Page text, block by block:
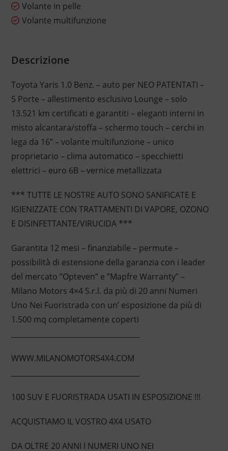
Volante in pelle
Volante multifunzione
Descrizione
Toyota Yaris 1.0 Benz. – auto per NEO PATENTATI –
5 Porte – allestimento esclusivo Lounge – solo
13.521 km certificati e garantiti – eleganti interni in
misto alcantara/stoffa – schermo touch – cerchi in
lega da 16” – volante multifunzione – unico
proprietario – clima automatico – specchietti
elettrici – euro 6B – vernice metallizzata
*** TUTTE LE NOSTRE AUTO SONO SANIFICATE E
IGIENIZZATE CON TRATTAMENTI DI VAPORE, OZONO
E DISINFETTANTE/VIRUCIDA ***
Garantita 12 mesi – finanziabile – permute –
possibilità di estensione della garanzia con i leader
del mercato ”Opteven” e ”Mapfre Warranty” –
Milano Motors 4×4 S.r.l. da più di 20 anni Numeri
Uno Nei Fuoristrada con un’ esposizione da più di
1.500 mq completamente coperti
WWW.MILANOMOTORS4X4.COM
100 SUV E FUORISTRADA USATI IN ESPOSIZIONE !!!
ACQUISTIAMO IL VOSTRO 4X4 USATO
DA OLTRE 20 ANNI I NUMERI UNO NEI